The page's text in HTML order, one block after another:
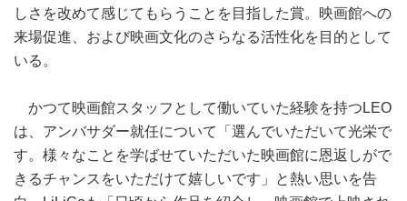
しさを改めて感じてもらうことを目指した賞。映画館への
来場促進、および映画文化のさらなる活性化を目的として
いる。
かつて映画館スタッフとして働いていた経験を持つLEO
は、アンバサダー就任について「選んでいただいて光栄で
す。様々なことを学ばせていただいた映画館に恩返しがで
きるチャンスをいただけて嬉しいです」と熱い思いを告